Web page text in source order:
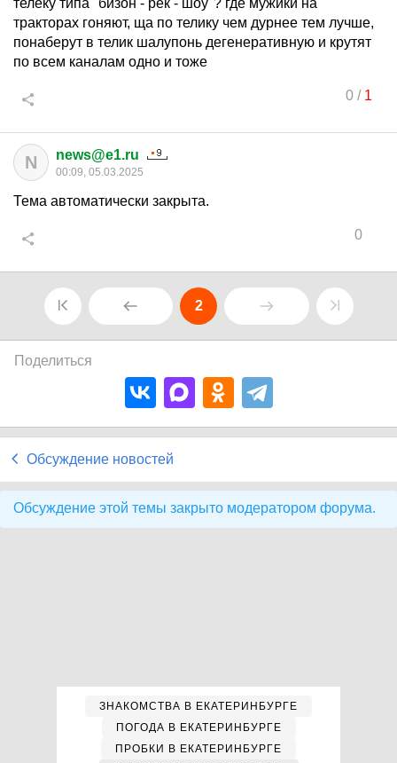
телеку типа "бизон - рек - шоу"? где мужики на
тракторах гоняют, ща по телику чем дурнее тем лучше,
понаберут в телик шалупонь дегенеративную и крутят
по всем каналам одно и тоже
0/ 1
N news@e1.ru
00:09, 05.03.2025
Тема автоматически закрыта.
0
2
Поделиться
Обсуждение новостей
Обсуждение этой темы закрыто модератором форума.
ЗНАКОМСТВА В ЕКАТЕРИНБУРГЕ
ПОГОДА В ЕКАТЕРИНБУРГЕ
ПРОБКИ В ЕКАТЕРИНБУРГЕ